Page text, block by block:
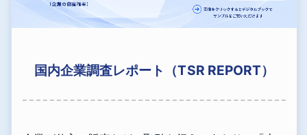
国内企業調査レポート（TSR REPORT）